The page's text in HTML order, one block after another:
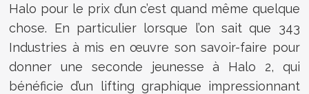
Halo pour le prix d’un c’est quand même quelque
chose. En particulier lorsque l’on sait que 343
Industries à mis en œuvre son savoir-faire pour
donner une seconde jeunesse à Halo 2, qui
bénéficie d’un lifting graphique impressionnant